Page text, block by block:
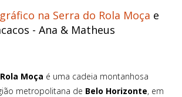
na Serra do Rola Moça e
- Ana & Matheus
Moça é uma cadeia montanhosa
metropolitana de Belo Horizonte, em